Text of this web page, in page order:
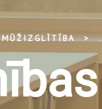
MŪŽIZGLĪTĪBA